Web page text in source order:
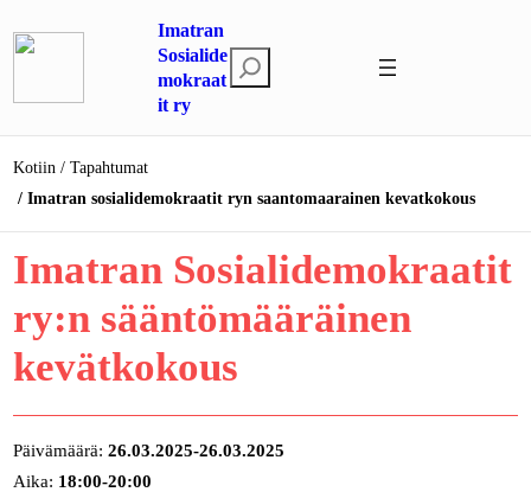
sisältöön
Imatran
Sosialide
mokraat
it ry
t
Kotiin
Tapahtumat
Imatran sosialidemokraatit ryn saantomaarainen kevatkokous
Imatran Sosialidemokraatit
ry:n sääntömääräinen
kevätkokous
Päivämäärä: 26.03.2025-26.03.2025
Aika: 18:00-20:00